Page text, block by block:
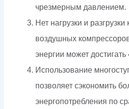
чрезмерным давлением.
Нет нагрузки и
воздушных
энергии может достигать
Использование
позволяет сэкономить
энергопотребления по